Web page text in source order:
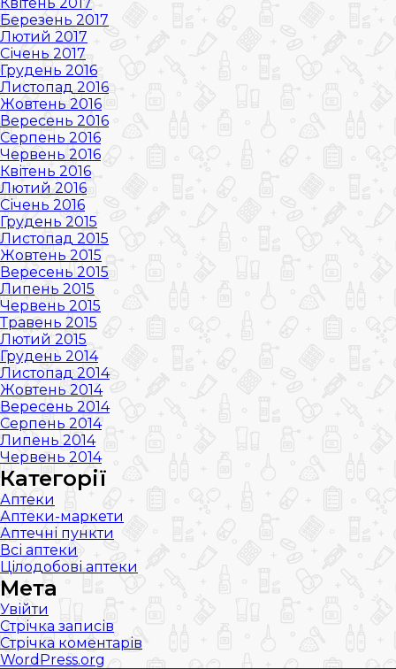
Березень 2017
Лютий 2017
Січень 2017
Грудень 2016
Листопад 2016
Жовтень 2016
Вересень 2016
Серпень 2016
Червень 2016
Квітень 2016
Лютий 2016
Січень 2016
Грудень 2015
Листопад 2015
Жовтень 2015
Вересень 2015
Липень 2015
Червень 2015
Травень 2015
Лютий 2015
Грудень 2014
Листопад 2014
Жовтень 2014
Вересень 2014
Серпень 2014
Липень 2014
Червень 2014
Категорії
Аптеки
Аптеки-маркети
Аптечні пункти
Всі аптеки
Цілодобові аптеки
Мета
Увійти
Стрічка записів
Стрічка коментарів
WordPress.org